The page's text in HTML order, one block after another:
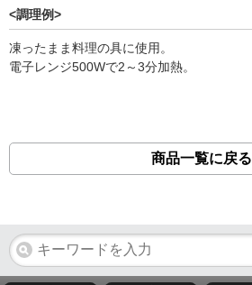
<調理例>
凍ったまま料理の具に使用。
電子レンジ500Wで2～3分加熱。
商品一覧に戻る